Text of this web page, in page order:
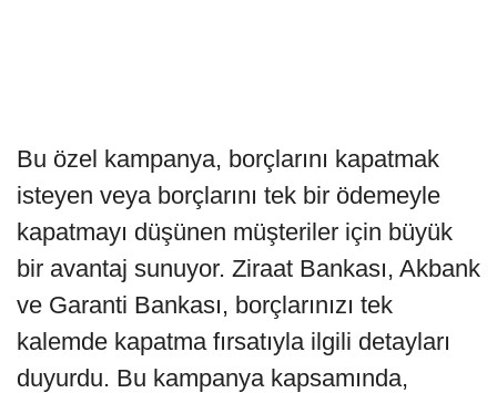
Bu özel kampanya, borçlarını kapatmak
isteyen veya borçlarını tek bir ödemeyle
kapatmayı düşünen müşteriler için büyük
bir avantaj sunuyor. Ziraat Bankası, Akbank
ve Garanti Bankası, borçlarınızı tek
kalemde kapatma fırsatıyla ilgili detayları
duyurdu. Bu kampanya kapsamında,